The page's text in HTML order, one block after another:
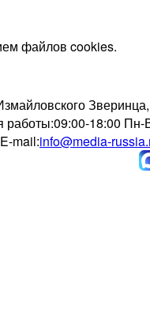
файлов cookies.
работы:09:00-18:00 Пн-
E-mail:info@media-